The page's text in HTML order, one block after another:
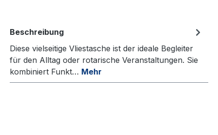
Beschreibung
Diese vielseitige Vliestasche ist der ideale Begleiter
für den Alltag oder rotarische Veranstaltungen. Sie
kombiniert Funkt… Mehr